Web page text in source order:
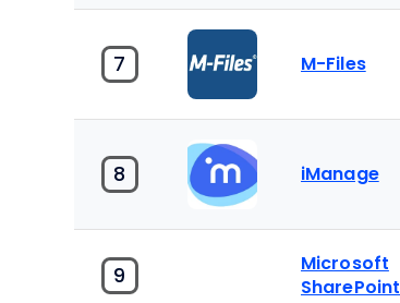
7 M-Files
8 iManage
9
Microsoft
SharePoint